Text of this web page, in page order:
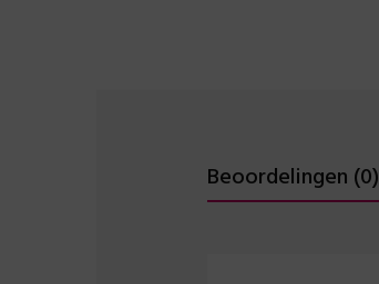
Beoordelingen (0)